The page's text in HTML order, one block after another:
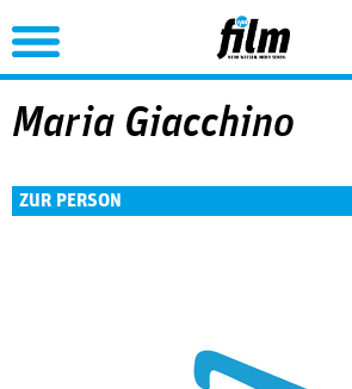
Jump to Navigation
Maria Giacchino
ZUR PERSON